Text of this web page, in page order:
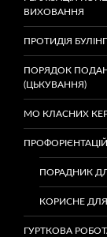
ВИХОВАННЯ
ПРОТИДІЯ
ПОРЯДОК
(ЦЬКУВАННЯ)
МО КЛАСНИХ
ПОРАДНИК
КОРИСНЕ
ГУРТКОВА